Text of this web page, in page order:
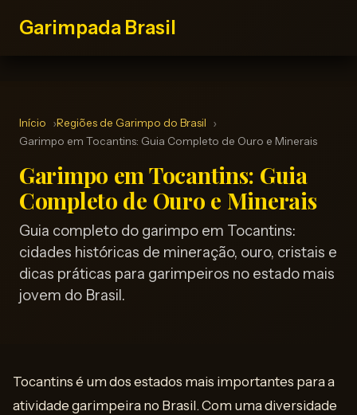
Garimpada Brasil
Início
Regiões de Garimpo do Brasil
Garimpo em Tocantins: Guia Completo de Ouro e Minerais
Garimpo em Tocantins: Guia
Completo de Ouro e Minerais
Guia completo do garimpo em Tocantins:
cidades históricas de mineração, ouro, cristais e
dicas práticas para garimpeiros no estado mais
jovem do Brasil.
Tocantins é um dos estados mais importantes para a
atividade garimpeira no Brasil. Com uma diversidade